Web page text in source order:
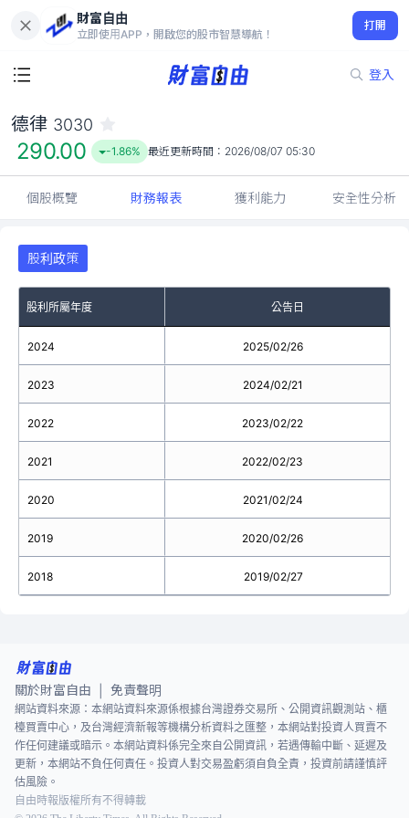
財富自由
立即使用APP，開啟您的股市智慧導航！
打開
登入
290.00
-1.86%
德律 3030
290.00 -1.86% 最近更新時間： 2026/08/07 05:30
個股概覽 財務報表 獲利能力 安全性分析
股利政策
股利所屬年度 公告日
2024
2023
2022
2021
2020
2019
2018
2025/02/26
2024/02/21
2023/02/22
2022/02/23
2021/02/24
2020/02/26
2019/02/27
關於財富自由 免責聲明
網站資料來源：本網站資料來源係根據台灣證券交易所、公開資訊觀測站、櫃
檯買賣中心，及台灣經濟新報等機構分析資料之匯整，本網站對投資人買賣不
作任何建議或暗示。本網站資料係完全來自公開資訊，若遇傳輸中斷、延遲及
更新，本網站不負任何責任。投資人對交易盈虧須自負全責，投資前請謹慎評
估風險。
自由時報版權所有不得轉載